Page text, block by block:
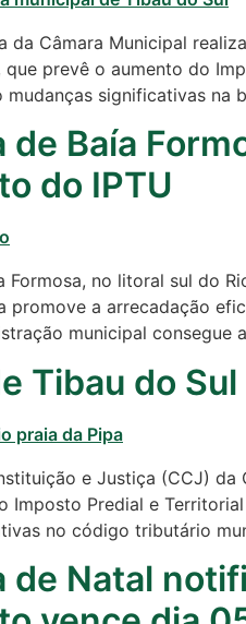
da Câmara Municipal
que prevê o aumento do
mudanças significativas na
de Baía
do IPTU
Formosa, no litoral sul do
promove a arrecadação
municipal consegue
Tibau do
e Justiça (CCJ)
Imposto Predial e
no código tributário
de Natal